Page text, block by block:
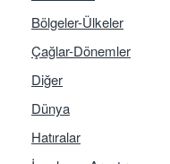
Bölgeler-Ülkeler
Çağlar-Dönemler
Diğer
Dünya
Hatıralar